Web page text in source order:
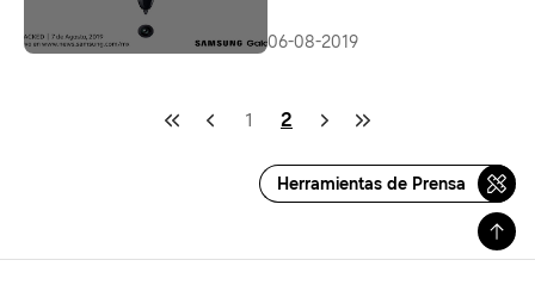
06-08-2019
1 2
Herramientas de Prensa